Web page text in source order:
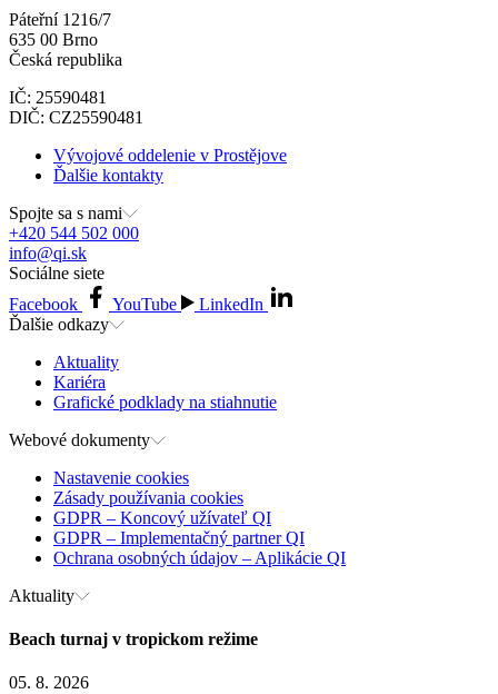
Páteřní 1216/7
635 00 Brno
Česká republika
IČ: 25590481
DIČ: CZ25590481
Vývojové oddelenie v Prostějove
Ďalšie kontakty
Spojte sa s nami
+420 544 502 000
info@qi.sk
Sociálne siete
Facebook
YouTube
LinkedIn
Ďalšie odkazy
Aktuality
Kariéra
Grafické podklady na stiahnutie
Webové dokumenty
Nastavenie cookies
Zásady používania cookies
GDPR – Koncový užívateľ QI
GDPR – Implementačný partner QI
Ochrana osobných údajov – Aplikácie QI
Aktuality
Beach turnaj v tropickom režime
05. 8. 2026